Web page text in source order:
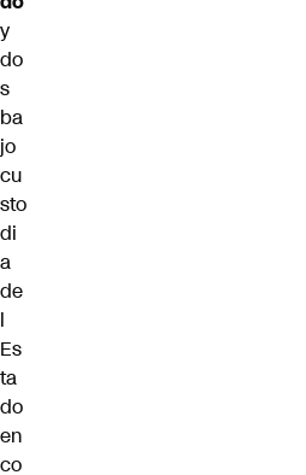
y
do
s
ba
jo
cu
sto
di
a
de
l
Es
ta
do
en
co